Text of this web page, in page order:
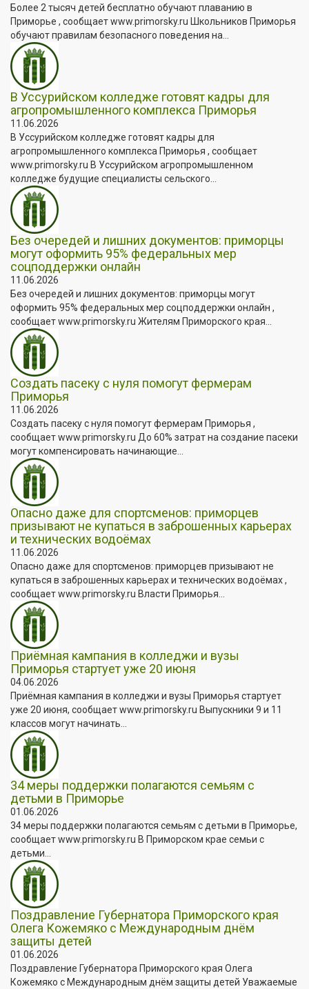
Более 2 тысяч детей бесплатно обучают плаванию в
Приморье , сообщает www.primorsky.ru Школьников Приморья
обучают правилам безопасного поведения на...
В Уссурийском колледже готовят кадры для
агропромышленного комплекса Приморья
11.06.2026
В Уссурийском колледже готовят кадры для
агропромышленного комплекса Приморья , сообщает
www.primorsky.ru В Уссурийском агропромышленном
колледже будущие специалисты сельского...
Без очередей и лишних документов: приморцы
могут оформить 95% федеральных мер
соцподдержки онлайн
11.06.2026
Без очередей и лишних документов: приморцы могут
оформить 95% федеральных мер соцподдержки онлайн ,
сообщает www.primorsky.ru Жителям Приморского края...
Создать пасеку с нуля помогут фермерам
Приморья
11.06.2026
Создать пасеку с нуля помогут фермерам Приморья ,
сообщает www.primorsky.ru До 60% затрат на создание пасеки
могут компенсировать начинающие...
Опасно даже для спортсменов: приморцев
призывают не купаться в заброшенных карьерах
и технических водоёмах
11.06.2026
Опасно даже для спортсменов: приморцев призывают не
купаться в заброшенных карьерах и технических водоёмах ,
сообщает www.primorsky.ru Власти Приморья...
Приёмная кампания в колледжи и вузы
Приморья стартует уже 20 июня
04.06.2026
Приёмная кампания в колледжи и вузы Приморья стартует
уже 20 июня, сообщает www.primorsky.ru Выпускники 9 и 11
классов могут начинать...
34 меры поддержки полагаются семьям с
детьми в Приморье
01.06.2026
34 меры поддержки полагаются семьям с детьми в Приморье,
сообщает www.primorsky.ru В Приморском крае семьи с
детьми...
Поздравление Губернатора Приморского края
Олега Кожемяко с Международным днём
защиты детей
01.06.2026
Поздравление Губернатора Приморского края Олега
Кожемяко с Международным днём защиты детей Уважаемые